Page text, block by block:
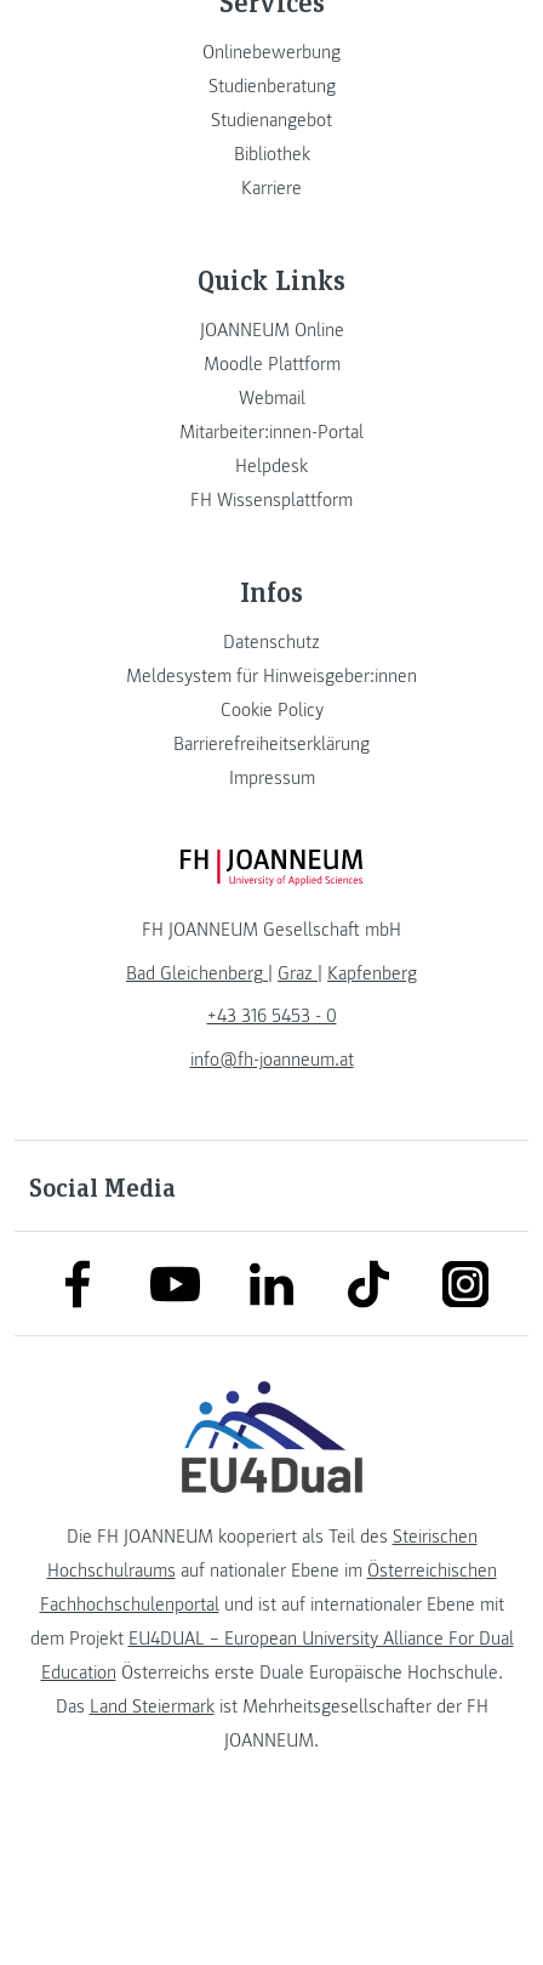
Onlinebewerbung
Studienberatung
Studienangebot
Bibliothek
Karriere
Quick Links
JOANNEUM Online
Moodle Plattform
Webmail
Mitarbeiter:innen-Portal
Helpdesk
FH Wissensplattform
Infos
Datenschutz
Meldesystem für Hinweisgeber:innen
Cookie Policy
Barrierefreiheitserklärung
Impressum
FH JOANNEUM Logo
FH JOANNEUM Gesellschaft mbH
Bad Gleichenberg | Graz | Kapfenberg
+43 316 5453 - 0
info@fh-joanneum.at
Social Media
link to facebooklink to youtubelink to linkedinlink to tiktok link to
Die FH JOANNEUM kooperiert als Teil des Steirischen
Hochschulraums auf nationaler Ebene im Österreichischen
Fachhochschulenportalund ist auf internationaler Ebene mit
dem Projekt EU4DUAL – European University Alliance For Dual
Education Österreichs erste Duale Europäische Hochschule.
Das Land Steiermarkist Mehrheitsgesellschafter der FH
JOANNEUM.